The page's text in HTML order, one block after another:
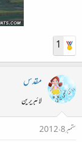
1
مقدس
لائبریرین
ستمبر 8، 2012